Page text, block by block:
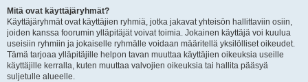
Mitä ovat käyttäjäryhmät?
Käyttäjäryhmät ovat käyttäjien ryhmiä, jotka jakavat yhteisön hallittaviin osiin,
joiden kanssa foorumin ylläpitäjät voivat toimia. Jokainen käyttäjä voi kuulua
useisiin ryhmiin ja jokaiselle ryhmälle voidaan määritellä yksilölliset oikeudet.
Tämä tarjoaa ylläpitäjille helpon tavan muuttaa käyttäjien oikeuksia useille
käyttäjille kerralla, kuten muuttaa valvojien oikeuksia tai hallita pääsyä
suljetulle alueelle.